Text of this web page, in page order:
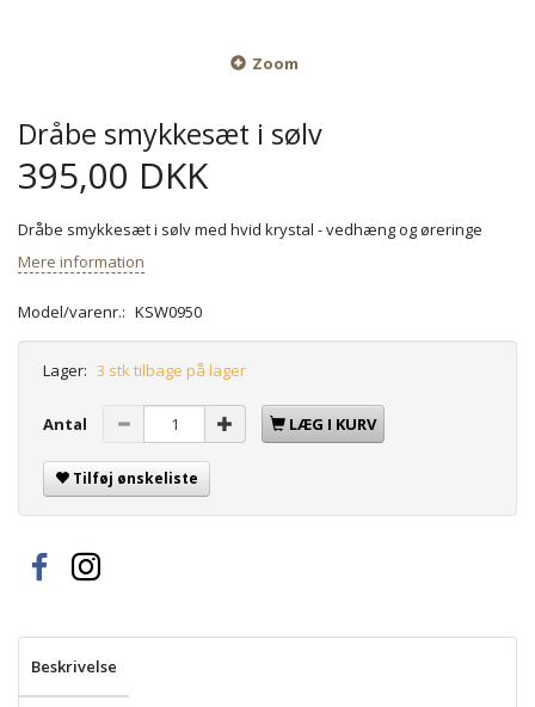
Zoom
Dråbe smykkesæt i sølv
395,00 DKK
Dråbe smykkesæt i sølv med hvid krystal - vedhæng og øreringe
Mere information
Model/varenr.: KSW0950
Lager: 3 stk tilbage på lager
Antal LÆG I KURV
Tilføj ønskeliste
Beskrivelse